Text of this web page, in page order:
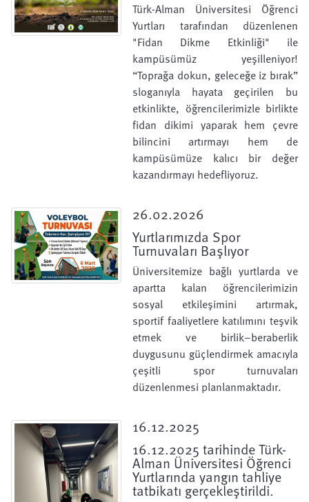
Türk-Alman Üniversitesi Öğrenci
Yurtları tarafından düzenlenen
"Fidan Dikme Etkinliği" ile
kampüsümüz yeşilleniyor!
“Toprağa dokun, geleceğe iz bırak”
sloganıyla hayata geçirilen bu
etkinlikte, öğrencilerimizle birlikte
fidan dikimi yaparak hem çevre
bilincini artırmayı hem de
kampüsümüze kalıcı bir değer
kazandırmayı hedefliyoruz.
26.02.2026
Yurtlarımızda Spor
Turnuvaları Başlıyor
Üniversitemize bağlı yurtlarda ve
apartta kalan öğrencilerimizin
sosyal etkileşimini artırmak,
sportif faaliyetlere katılımını teşvik
etmek ve birlik–beraberlik
duygusunu güçlendirmek amacıyla
çeşitli spor turnuvaları
düzenlenmesi planlanmaktadır.
16.12.2025
16.12.2025 tarihinde Türk-
Alman Üniversitesi Öğrenci
Yurtlarında yangın tahliye
tatbikatı gerçekleştirildi.